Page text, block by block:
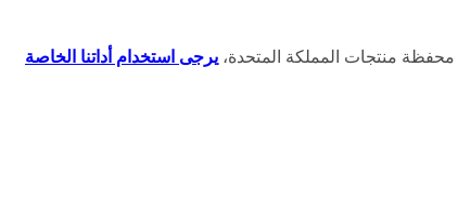
منتجات المملكة المتحدة، يرجى استخدام أداتنا الخاصة